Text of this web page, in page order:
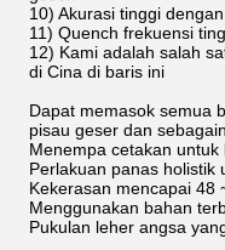
10) Akurasi tinggi
11) Quench frekuensi
12) Kami adalah salah
di Cina di baris ini
Dapat memasok semua
pisau geser dan
Menempa cetakan
Perlakuan panas holistik
Kekerasan mencapai 48
Menggunakan bahan
Pukulan leher angsa